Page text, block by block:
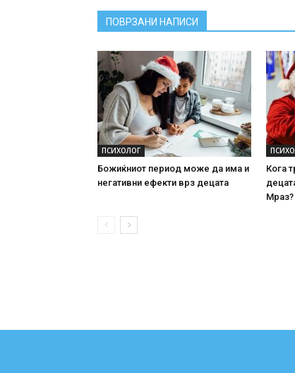
ПОВРЗАНИ НАПИСИ
ПСИХОЛОГ
Божиќниот период може да има и
негативни ефекти врз децата
Кога
Мраз?